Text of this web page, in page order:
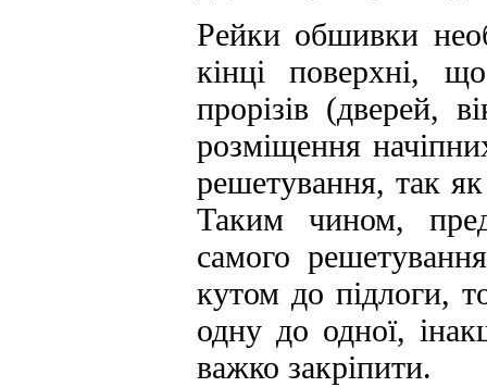
Рейки обшивки
кінці поверхні,
прорізів (дверей,
розміщення
решетування, так
Таким чином,
самого
кутом до підлоги,
одну до одної,
важко закріпити.